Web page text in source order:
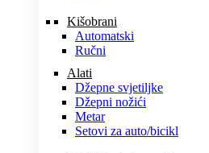
Kišobrani
Automatski
Ručni
Alati
Džepne svjetiljke
Džepni nožići
Metar
Setovi za auto/bicikl